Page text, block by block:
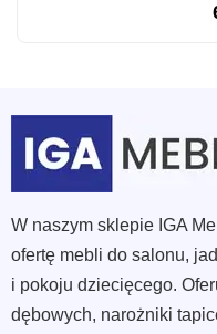
W naszym sklepie IGA
ofertę mebli do salonu,
i pokoju dziecięcego.
dębowych, narożniki